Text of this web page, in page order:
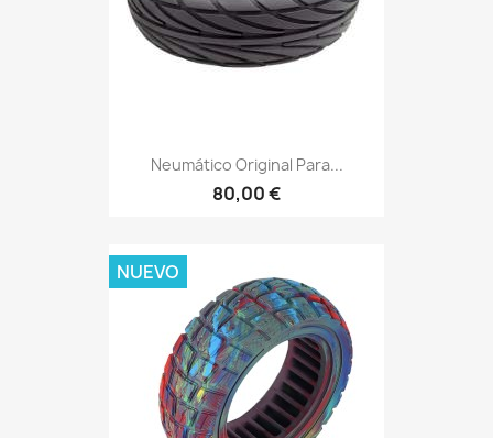
Neumático Original Para...
80,00 €
NUEVO